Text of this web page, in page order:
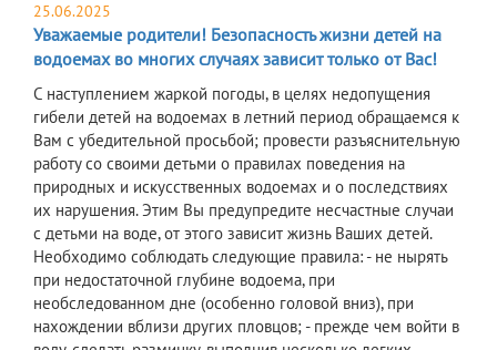
25.06.2025
Уважаемые родители! Безопасность жизни детей на
водоемах во многих случаях зависит только от Вас!
С наступлением жаркой погоды, в целях недопущения
гибели детей на водоемах в летний период обращаемся к
Вам с убедительной просьбой; провести разъяснительную
работу со своими детьми о правилах поведения на
природных и искусственных водоемах и о последствиях
их нарушения. Этим Вы предупредите несчастные случаи
с детьми на воде, от этого зависит жизнь Ваших детей.
Необходимо соблюдать следующие правила: - не нырять
при недостаточной глубине водоема, при
необследованном дне (особенно головой вниз), при
нахождении вблизи других пловцов; - прежде чем войти в